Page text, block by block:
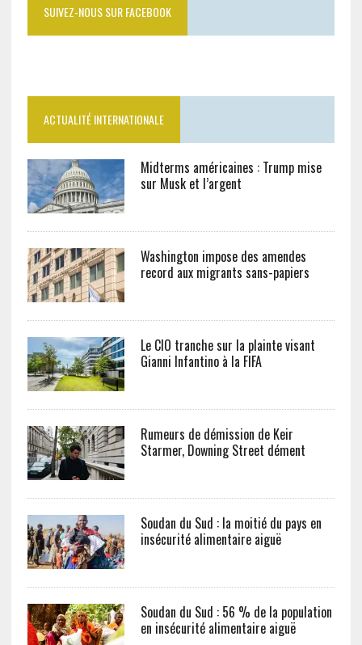
SUIVEZ-NOUS SUR FACEBOOK
ACTUALITÉ INTERNATIONALE
Midterms américaines : Trump mise
sur Musk et l’argent
Washington impose des amendes
record aux migrants sans-papiers
Le CIO tranche sur la plainte visant
Gianni Infantino à la FIFA
Rumeurs de démission de Keir
Starmer, Downing Street dément
Soudan du Sud : la moitié du pays en
insécurité alimentaire aiguë
Soudan du Sud : 56 % de la population
en insécurité alimentaire aiguë